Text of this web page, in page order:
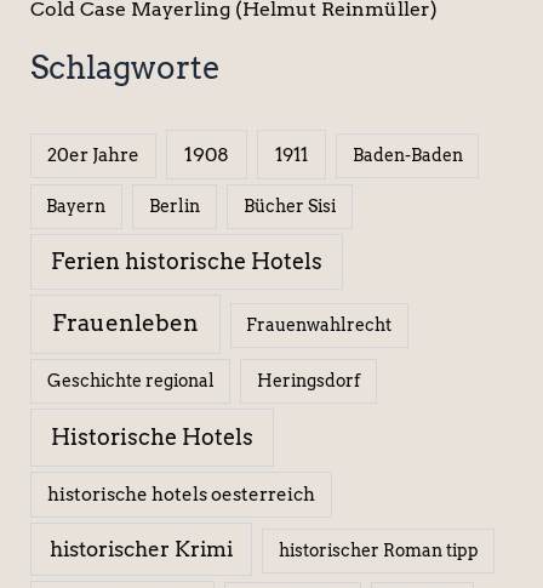
Cold Case Mayerling (Helmut Reinmüller)
Schlagworte
20er Jahre 1908 1911 Baden-Baden
Bayern Berlin Bücher Sisi
Ferien historische Hotels
Frauenleben Frauenwahlrecht
Geschichte regional Heringsdorf
Historische Hotels
historische hotels oesterreich
historischer Krimi historischer Roman tipp